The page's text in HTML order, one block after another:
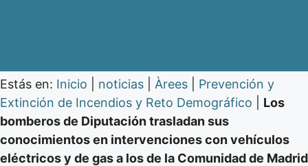
Estás en: Inicio noticias Àrees
Prevención y
Extinción de Incendios y Reto Demográfico
Los
bomberos de Diputación trasladan sus
conocimientos en intervenciones con vehículos
eléctricos y de gas a los de la Comunidad de Madrid